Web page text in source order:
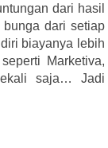
dari hasil
dari setiap
biayanya lebih
Marketiva,
saja… Jadi